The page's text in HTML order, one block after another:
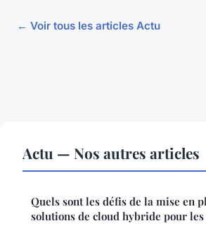
← Voir tous les articles Actu
Actu — Nos autres articles
Quels sont les défis de la mise en
solutions de cloud hybride pour